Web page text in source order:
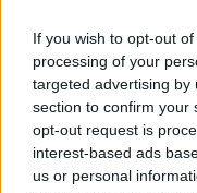
If you wish to opt-out
processing of your
targeted advertising by
section to confirm your
opt-out request is
interest-based ads
us or personal
Στο πλούσιο
πάρεις μια πρώτη